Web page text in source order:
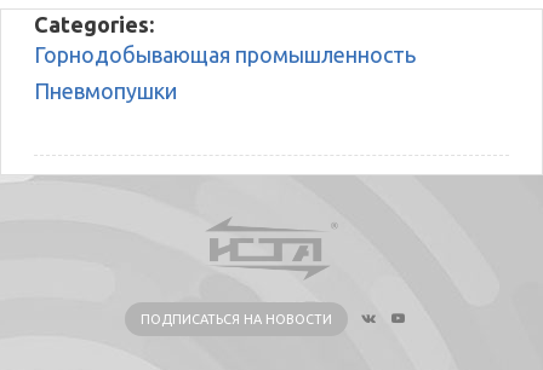
Categories:
Горнодобывающая промышленность
Пневмопушки
ПОДПИСАТЬСЯ НА НОВОСТИ